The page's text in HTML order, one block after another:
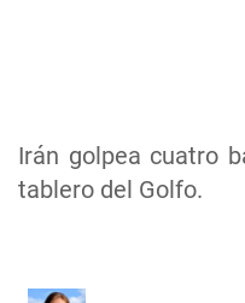
Irán golpea cuatro
tablero del Golfo.